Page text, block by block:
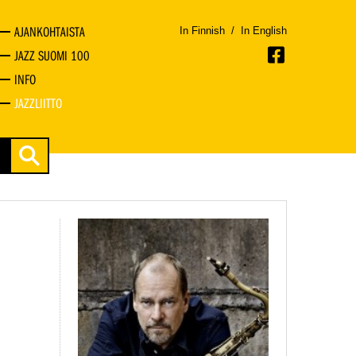
AJANKOHTAISTA
JAZZ SUOMI 100
INFO
JAZZLIITTO
In Finnish / In English